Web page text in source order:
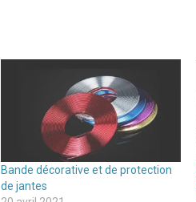
Bande décorative et de protection
de jantes